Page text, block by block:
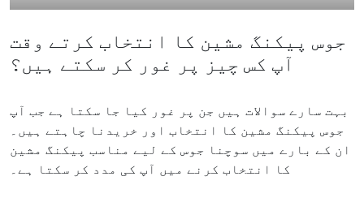
جوس پیکنگ مشین کا انتخاب کرتے وقت
آپ کس چیز پر غور کر سکتے ہیں؟
بہت سارے سوالات ہیں جن پر غور کیا جا سکتا ہے جب آپ
جوس پیکنگ مشین کا انتخاب اور خریدنا چاہتے ہیں۔
ان کے بارے میں سوچنا جوس کے لیے مناسب پیکنگ مشین
کا انتخاب کرنے میں آپ کی مدد کر سکتا ہے۔